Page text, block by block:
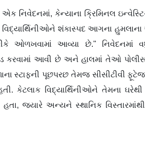
એક નિવેદનમાં, કેન્યાના ક્રિમિનલ
વિદ્યાર્થિનીઓને શંકાસ્પદ આગના
ઓળખવામાં આવ્યા છે."
કરવામાં આવી છે અને હાલમાં તેઓ
સ્ટાફની પૂછપરછ તેમજ સીસીટીવી
કેટલાક વિદ્યાર્થિનીઓને તેમના ઘરેથી
હતા, જ્યારે અન્યને સ્થાનિક